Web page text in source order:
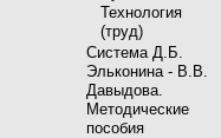
Технология
(труд)
Система Д.Б.
Эльконина - В.В.
Давыдова.
Методические
пособия